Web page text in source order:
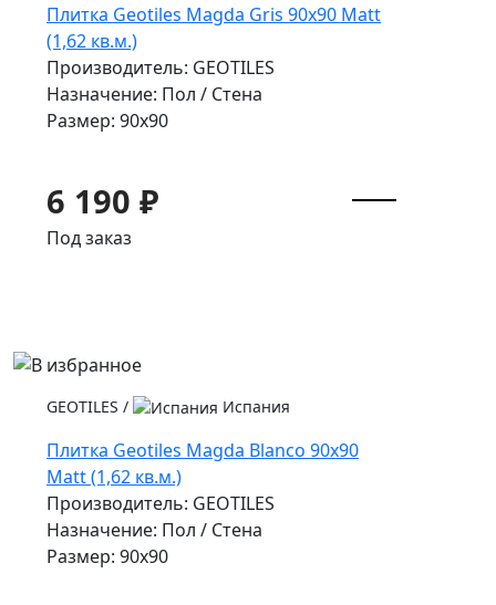
Плитка Geotiles Magda Gris 90x90 Matt
(1,62 кв.м.)
Производитель: GEOTILES
Назначение: Пол / Стена
Размер: 90x90
6 190 ₽
Под заказ
GEOTILES / Испания
Плитка Geotiles Magda Blanco 90x90
Matt (1,62 кв.м.)
Производитель: GEOTILES
Назначение: Пол / Стена
Размер: 90x90